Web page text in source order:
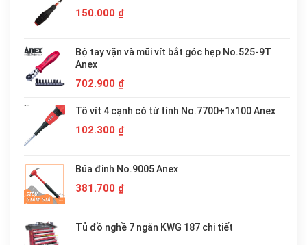
150.000 ₫
Bộ tay vặn và mũi vít bắt góc hẹp No.525-9T
Anex
702.900 ₫
Tô vít 4 cạnh có từ tính No.7700+1x100 Anex
102.300 ₫
Búa đinh No.9005 Anex
381.700 ₫
Tủ đồ nghề 7 ngăn KWG 187 chi tiết